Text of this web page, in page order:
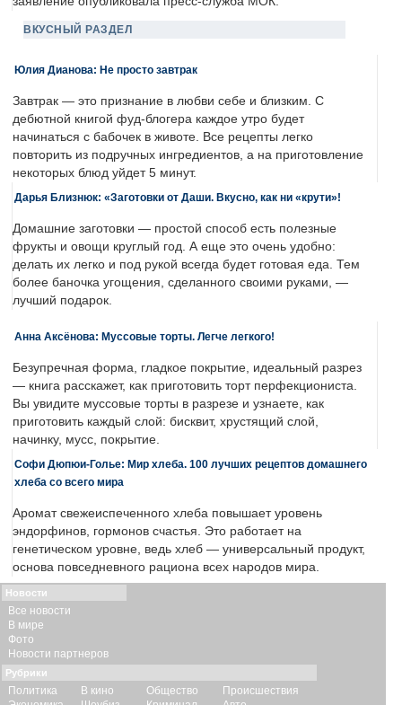
ВКУСНЫЙ РАЗДЕЛ
Юлия Дианова: Не просто завтрак
Завтрак — это признание в любви себе и близким. С
дебютной книгой фуд-блогера каждое утро будет
начинаться с бабочек в животе. Все рецепты легко
повторить из подручных ингредиентов, а на приготовление
некоторых блюд уйдет 5 минут.
Дарья Близнюк: «Заготовки от Даши. Вкусно, как ни «крути»!
Домашние заготовки — простой способ есть полезные
фрукты и овощи круглый год. А еще это очень удобно:
делать их легко и под рукой всегда будет готовая еда. Тем
более баночка угощения, сделанного своими руками, —
лучший подарок.
Анна Аксёнова: Муссовые торты. Легче легкого!
Безупречная форма, гладкое покрытие, идеальный разрез
— книга расскажет, как приготовить торт перфекциониста.
Вы увидите муссовые торты в разрезе и узнаете, как
приготовить каждый слой: бисквит, хрустящий слой,
начинку, мусс, покрытие.
Софи Дюпюи-Голье: Мир хлеба. 100 лучших рецептов домашнего
хлеба со всего мира
Аромат свежеиспеченного хлеба повышает уровень
эндорфинов, гормонов счастья. Это работает на
генетическом уровне, ведь хлеб — универсальный продукт,
основа повседневного рациона всех народов мира.
Новости
Все новости
В мире
Фото
Новости партнеров
Рубрики
Политика
В кино
Общество
Происшествия